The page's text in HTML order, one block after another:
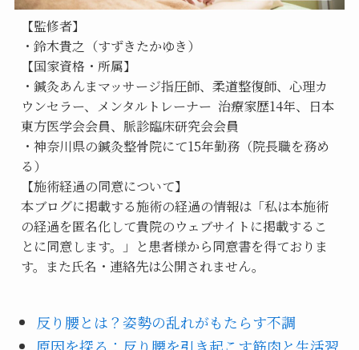
【監修者】
・鈴木貴之（すずきたかゆき）
【国家資格・所属】
・鍼灸あんまマッサージ指圧師、柔道整復師、心理カ
ウンセラー、メンタルトレーナー  治療家歴14年、日本
東方医学会会員、脈診臨床研究会会員
・神奈川県の鍼灸整骨院にて15年勤務（院長職を務め
る）
【施術経過の同意について】
本ブログに掲載する施術の経過の情報は「私は本施術
の経過を匿名化して貴院のウェブサイトに掲載するこ
とに同意します。」と患者様から同意書を得ておりま
す。また氏名・連絡先は公開されません。
反り腰とは？姿勢の乱れがもたらす不調